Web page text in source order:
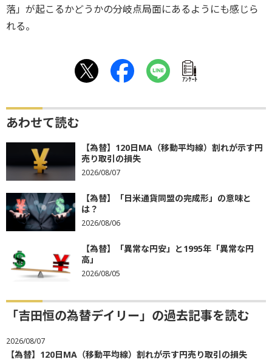
落」が起こるかどうかの分岐点局面にあるようにも感じら
れる。
ｱﾝｹｰﾄ
あわせて読む
【為替】120日MA（移動平均線）割れが示す円
売り取引の損失
2026/08/07
【為替】「日米通貨同盟の完成形」の意味と
は？
2026/08/06
【為替】「異常な円安」と1995年「異常な円
高」
2026/08/05
「吉田恒の為替デイリー」の過去記事を読む
2026/08/07
【為替】120日MA（移動平均線）割れが示す円売り取引の損失